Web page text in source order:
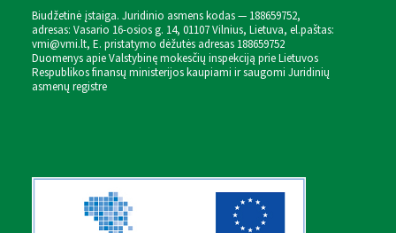
Biudžetinė įstaiga. Juridinio asmens kodas — 188659752,
adresas: Vasario 16-osios g. 14, 01107 Vilnius, Lietuva, el.paštas:
vmi@vmi.lt, E. pristatymo dėžutės adresas 188659752
Duomenys apie Valstybinę mokesčių inspekciją prie Lietuvos
Respublikos finansų ministerijos kaupiami ir saugomi Juridinių
asmenų registre